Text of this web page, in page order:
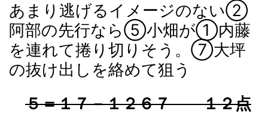
あまり逃げるイメージのない②
阿部の先行なら⑤小畑が①内藤
を連れて捲り切りそう。⑦大坪
の抜け出しを絡めて狙う
５＝１７－１２６７ １２点